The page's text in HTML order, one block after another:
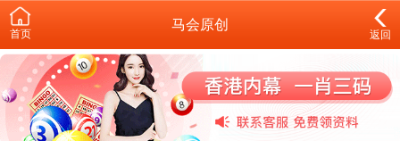
首页
马会原创
返回